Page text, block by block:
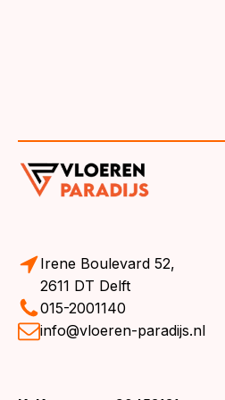
Irene Boulevard 52,
2611 DT Delft
015-2001140
info@vloeren-paradijs.nl